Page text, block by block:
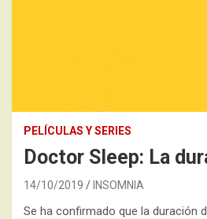
PELÍCULAS Y SERIES
Doctor Sleep: La
14/10/2019 INSOMNIA
Se ha confirmado que la duración